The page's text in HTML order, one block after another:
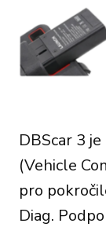
DBScar 3
(Vehicle
pro
Diag.